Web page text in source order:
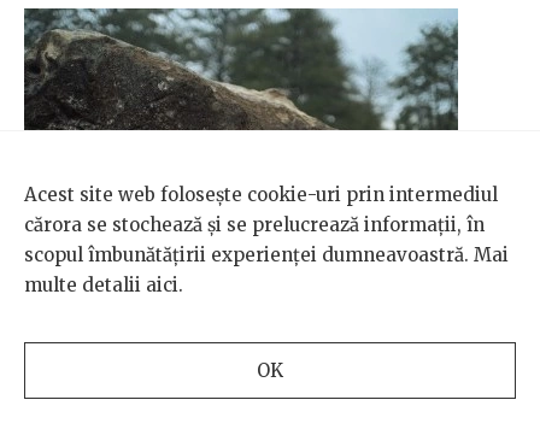
Acest site web folosește cookie-uri prin intermediul
cărora se stochează și se prelucrează informații, în
scopul îmbunătățirii experienței dumneavoastră. Mai
multe detalii aici.
OK